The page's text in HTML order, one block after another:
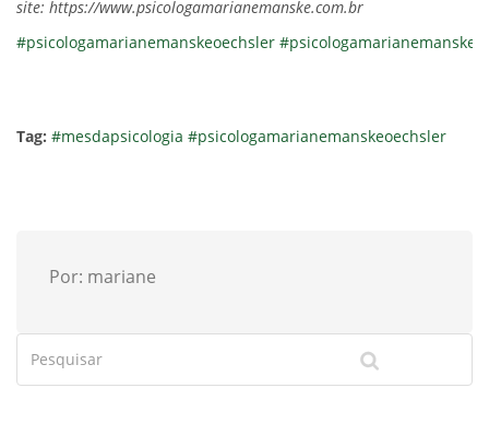
site: https://www.psicologamarianemanske.com.br
#psicologamarianemanskeoechsler #psicologamarianemanske
Tag: #mesdapsicologia #psicologamarianemanskeoechsler
Por: mariane